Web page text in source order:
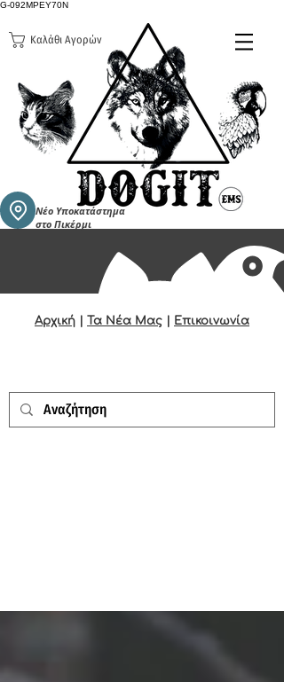
G-092MPEY70N
Καλάθι Αγορών
Αρχική Τα Νέα Μας Επικοινωνία
Νέο Υποκατάστημα
στο Πικέρμι